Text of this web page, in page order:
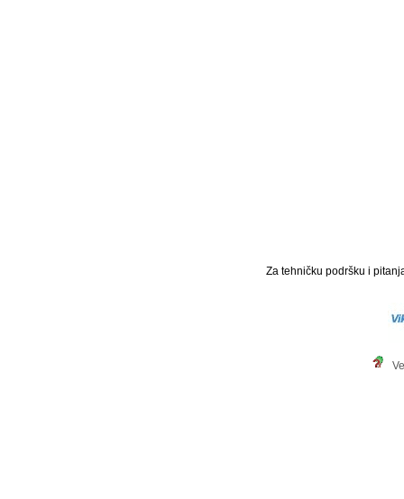
Za tehničku podršku i